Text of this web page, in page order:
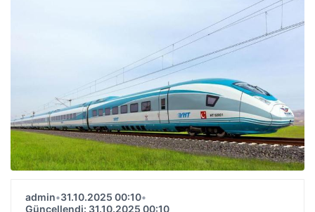
admin•31.10.2025 00:10•
Güncellendi: 31.10.2025 00:10